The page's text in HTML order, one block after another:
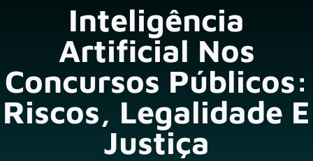
Inteligência
Artificial Nos
Concursos Públicos:
Riscos, Legalidade E
Justiça